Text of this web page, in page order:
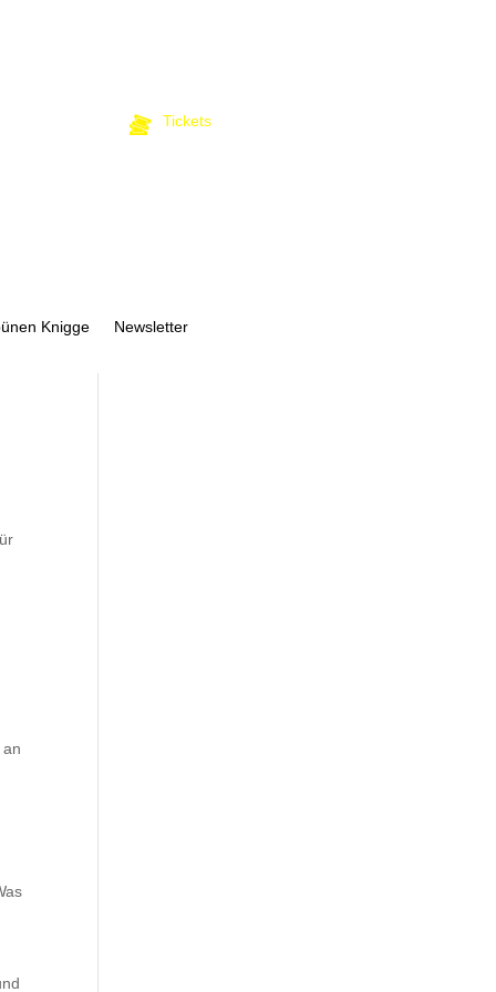
Tickets
Knigge Newsletter